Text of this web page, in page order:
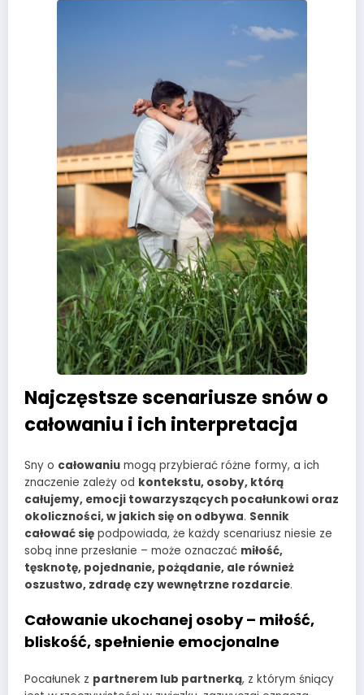
Najczęstsze scenariusze snów o
całowaniu i ich interpretacja
Sny o całowaniu mogą przybierać różne formy, a ich
znaczenie zależy od kontekstu, osoby, którą
całujemy, emocji towarzyszących pocałunkowi oraz
okoliczności, w jakich się on odbywa. Sennik
całować się podpowiada, że każdy scenariusz niesie ze
sobą inne przesłanie – może oznaczać miłość,
tęsknotę, pojednanie, pożądanie, ale również
oszustwo, zdradę czy wewnętrzne rozdarcie.
Całowanie ukochanej osoby – miłość,
bliskość, spełnienie emocjonalne
Pocałunek z partnerem lub partnerką, z którym śniący